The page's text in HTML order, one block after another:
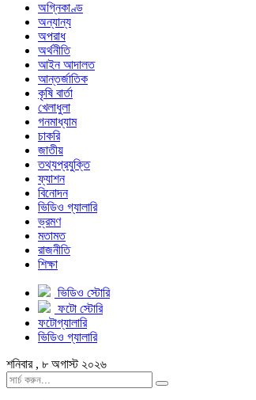
অগ্নিকাণ্ড
অন্যান্য
অপরাধ
অর্থনীতি
আইন আদালত
আন্তর্জাতিক
কৃষি বার্তা
খেলাধুলা
গনমাধ্যাম
চাকরি
জাতীয়
তথ্যপ্রযুক্তি
ফ্যাশন
বিনোদন
ভিডিও গ্যালারি
ভ্রমণ
মতামত
রাজনীতি
শিক্ষা
ভিডিও স্টোরি
ফটো স্টোরি
ফটোগ্যালারি
ভিডিও গ্যালারি
শনিবার , ৮ অগাস্ট ২০২৬